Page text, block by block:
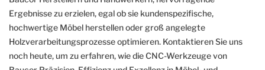
Ergebnisse zu erzielen, egal ob sie kundenspezifische,
hochwertige Möbel herstellen oder groß angelegte
Holzverarbeitungsprozesse optimieren. Kontaktieren Sie uns
noch heute, um zu erfahren, wie die CNC-Werkzeuge von